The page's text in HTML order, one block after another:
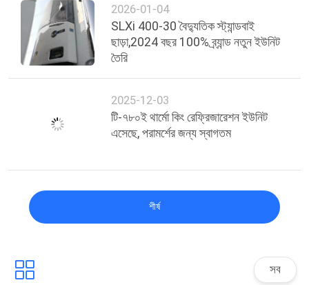
2026-01-04
SLXi 400-30 বৈদ্যুতিক স্ট্যান্ডবাই
ছাড়া,2024 বছর 100% ব্র্যান্ড নতুন ইউনিট
তৈরি
2025-12-03
টি-৭৮০ই থার্মো কিং রেফ্রিজারেশন ইউনিট
এসেছে, পরামর্শের জন্য স্বাগতম
শীর্ষ
সব